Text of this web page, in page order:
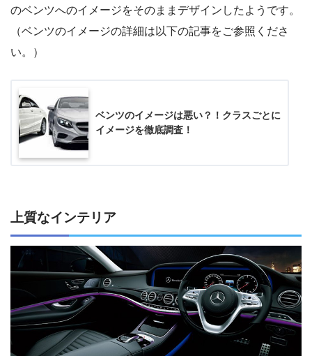
のベンツへのイメージをそのままデザインしたようです。
（ベンツのイメージの詳細は以下の記事をご参照くださ
い。）
ベンツのイメージは悪い？！クラスごとに
イメージを徹底調査！
上質なインテリア